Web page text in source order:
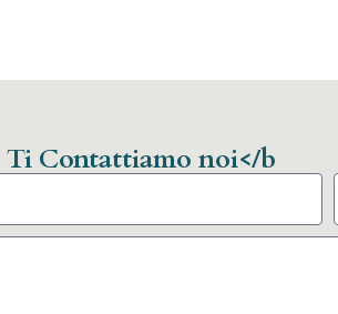
Ti Contattiamo noi</b